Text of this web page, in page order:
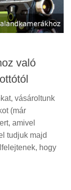
való
vásároltunk
(már
amivel
tudjuk majd
hogy